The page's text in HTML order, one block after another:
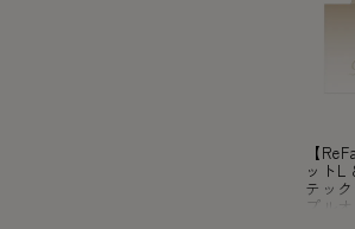
【
ットL
テッ
プル